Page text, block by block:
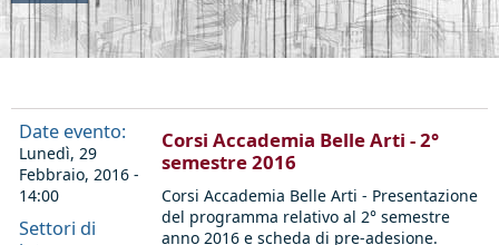
Date evento:
Lunedì, 29
Febbraio, 2016 -
14:00
Settori di
Corsi Accademia Belle Arti - 2°
semestre 2016
Corsi Accademia Belle Arti - Presentazione
del programma relativo al 2° semestre
anno 2016 e scheda di pre-adesione.